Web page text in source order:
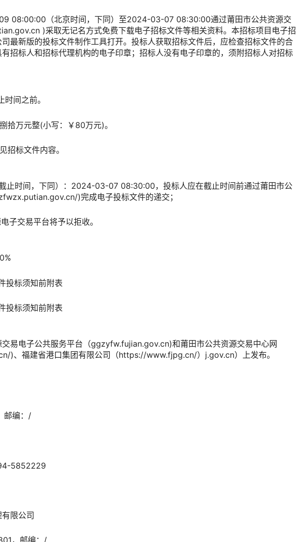
08:00:00（北京时间，下同）至2024-03-07 08:30:00通过莆田市公共资源交
)采取无记名方式免费下载电子招标文件等相关资料。本招标项目电子招
最新版的投标文件制作工具打开。投标人获取招标文件后，应检查招标文件的合
招标人和招标代理机构的电子印章；招标人没有电子印章的，须附招标人对招标
间之前。
拾万元整(小写：￥80万元)。
招标文件内容。
止时间，下同）：2024-03-07 08:30:00，投标人应在截止时间前通过莆田市公
)完成电子投标文件的递交；
子交易平台将予以拒收。
投标须知前附表
投标须知前附表
易电子公共服务平台（ggzyfw.fujian.gov.cn)和莆田市公共资源交易中心网
、福建省港口集团有限公司（https://www.fjpg.cn/）j.gov.cn）上发布。
邮编：/
5852229
限公司